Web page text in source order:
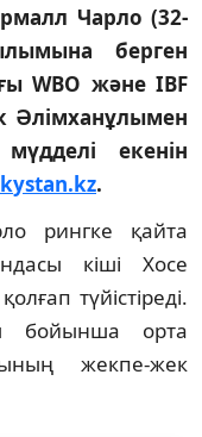
Чарло (32-
берген
WBO және IBF
Әлімханұлымен
екенін
ystan.kz.
рингке қайта
кіші Хосе
түйістіреді.
бойынша орта
жекпе-жек